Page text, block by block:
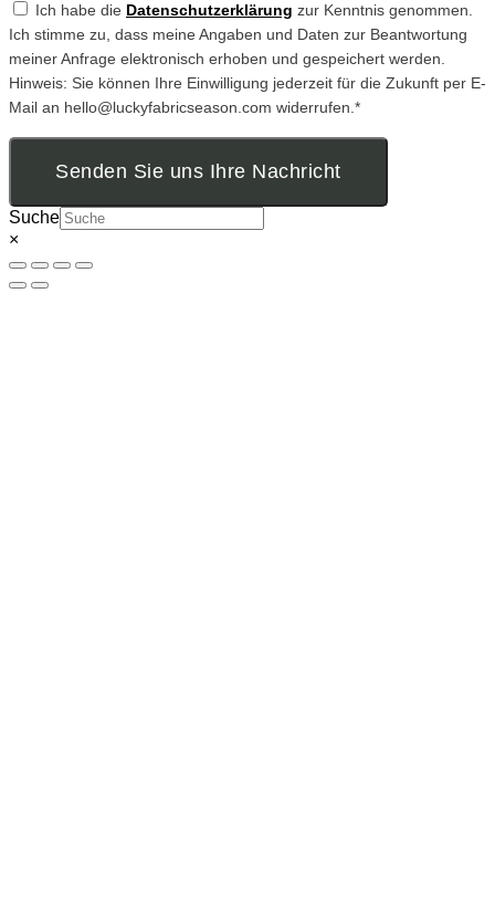
Ich habe die Datenschutzerklärung zur Kenntnis genommen.
Ich stimme zu, dass meine Angaben und Daten zur Beantwortung
meiner Anfrage elektronisch erhoben und gespeichert werden.
Hinweis: Sie können Ihre Einwilligung jederzeit für die Zukunft per E-
Mail an hello@luckyfabricseason.com widerrufen.*
Senden Sie uns Ihre Nachricht
Suche
×